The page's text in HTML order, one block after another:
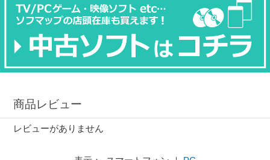
商品レビュー
レビューがありません